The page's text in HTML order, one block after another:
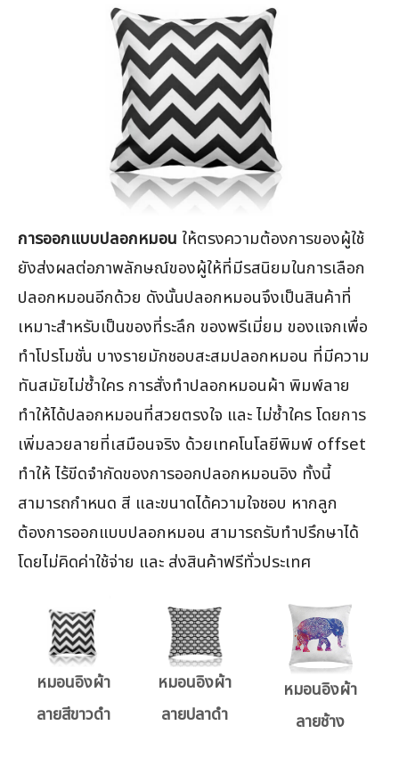
การออกแบบปลอกหมอน ให้ตรงความต้องการของผู้ใช้
ยังส่งผลต่อภาพลักษณ์ของผู้ให้ที่มีรสนิยมในการเลือก
ปลอกหมอนอีกด้วย ดังนั้นปลอกหมอนจึงเป็นสินค้าที่
เหมาะสำหรับเป็นของที่ระลึก ของพรีเมี่ยม ของแจกเพื่อ
ทำโปรโมชั่น บางรายมักชอบสะสมปลอกหมอน ที่มีความ
ทันสมัยไม่ซ้ำใคร การสั่งทำปลอกหมอนผ้า พิมพ์ลาย
ทำให้ได้ปลอกหมอนที่สวยตรงใจ และ ไม่ซ้ำใคร โดยการ
เพิ่มลวยลายที่เสมือนจริง ด้วยเทคโนโลยีพิมพ์ offset
ทำให้ ไร้ขีดจำกัดของการออกปลอกหมอนอิง ทั้งนี้
สามารถกำหนด สี และขนาดได้ความใจชอบ หากลูก
ต้องการออกแบบปลอกหมอน สามารถรับทำปรึกษาได้
โดยไม่คิดค่าใช้จ่าย และ ส่งสินค้าฟรีทั่วประเทศ
หมอนอิงผ้า
ลายสีขาวดำ
หมอนอิงผ้า
ลายปลาดำ
หมอนอิงผ้า
ลายช้าง